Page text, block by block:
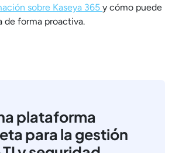
sobre Kaseya 365 y cómo puede
de forma proactiva.
plataforma
para la gestión